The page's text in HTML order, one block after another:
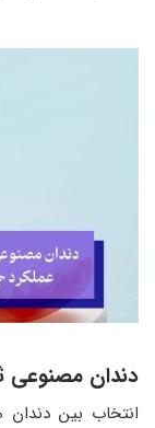
دندان مصنوعی
انتخاب بین